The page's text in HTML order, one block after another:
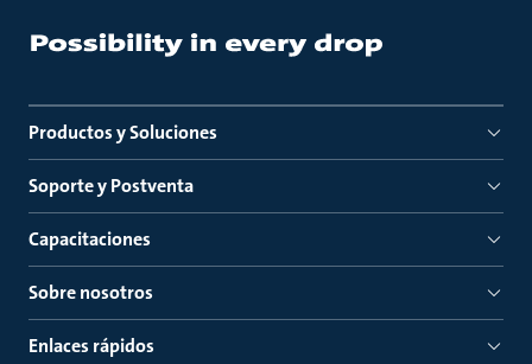
Productos y Soluciones
Soporte y Postventa
Capacitaciones
Sobre nosotros
Enlaces rápidos